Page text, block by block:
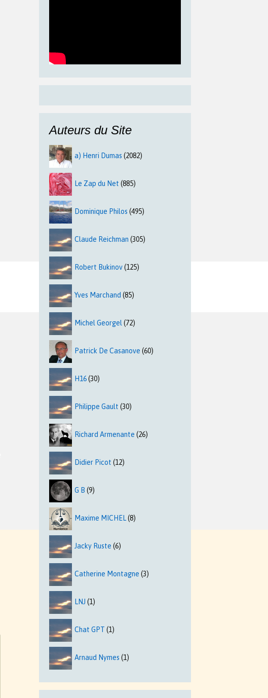
Auteurs du Site
a) Henri Dumas (2082)
Le Zap du Net (885)
Dominique Philos (495)
Claude Reichman (305)
Robert Bukinov(125)
Yves Marchand (85)
Michel Georgel (72)
Patrick De Casanove (60)
H16(30)
Philippe Gault (30)
Richard Armenante (26)
Didier Picot (12)
G B (9)
Maxime MICHEL(8)
Jacky Ruste (6)
Catherine Montagne (3)
LNJ (1)
Chat GPT (1)
Arnaud Nymes (1)